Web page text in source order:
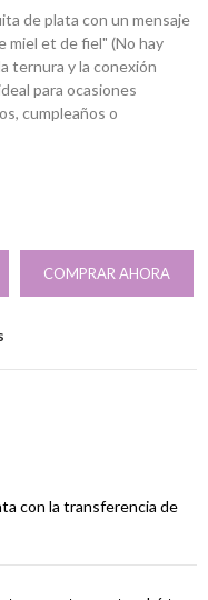
de plata con un mensaje
miel et de fiel" (No hay
ternura y la conexión
para ocasiones
cumpleaños o
COMPRAR AHORA
con la transferencia de